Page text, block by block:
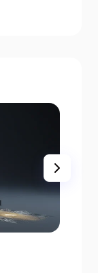
on 17.12.2025